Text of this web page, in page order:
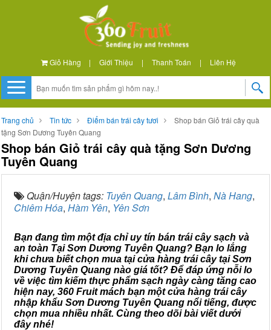
Giỏ Hàng | Giới Thiệu | Thanh Toán | Liên Hệ
Trang chủ Tin tức Điểm bán trái cây tươi
Shop bán Giỏ trái cây quà
tặng Sơn Dương Tuyên Quang
Shop bán Giỏ trái cây quà tặng Sơn Dương
Tuyên Quang
Quận/Huyện tags: Tuyên Quang, Lâm Bình, Nà Hang,
Chiêm Hóa, Hàm Yên, Yên Sơn
Bạn đang tìm một địa chỉ uy tín bán trái cây sạch và
an toàn Tại Sơn Dương Tuyên Quang? Bạn lo lắng
khi chưa biết chọn mua tại cửa hàng trái cây tại Sơn
Dương Tuyên Quang nào giá tốt? Để đáp ứng nỗi lo
về việc tìm kiếm thực phẩm sạch ngày càng tăng cao
hiện nay, 360 Fruit mách bạn một cửa hàng trái cây
nhập khẩu Sơn Dương Tuyên Quang nổi tiếng, được
chọn mua nhiều nhất. Cùng theo dõi bài viết dưới
đây nhé!